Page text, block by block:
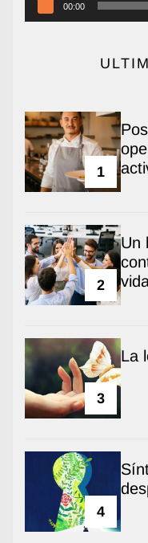
00:00
1
2
Un
3
La
4